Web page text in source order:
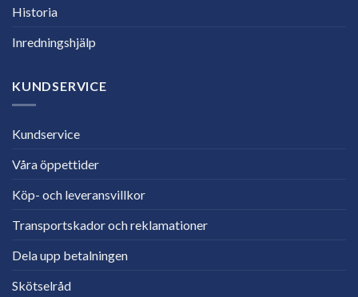
Historia
Inredningshjälp
KUNDSERVICE
Kundservice
Våra öppettider
Köp- och leveransvillkor
Transportskador och reklamationer
Dela upp betalningen
Skötselråd